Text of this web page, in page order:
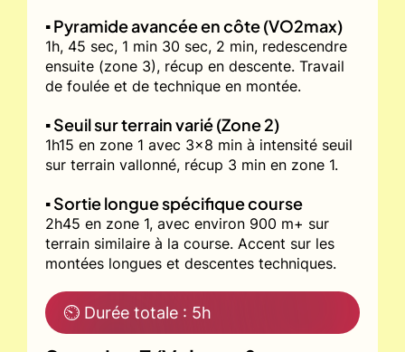
▪️ Pyramide avancée en côte (VO2max)
1h, 45 sec, 1 min 30 sec, 2 min, redescendre
ensuite (zone 3), récup en descente. Travail
de foulée et de technique en montée.
▪️ Seuil sur terrain varié (Zone 2)
1h15 en zone 1 avec 3x8 min à intensité seuil
sur terrain vallonné, récup 3 min en zone 1.
▪️ Sortie longue spécifique course
2h45 en zone 1, avec environ 900 m+ sur
terrain similaire à la course. Accent sur les
montées longues et descentes techniques.
⏲ Durée totale : 5h